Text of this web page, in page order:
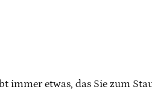
immer etwas, das Sie zum